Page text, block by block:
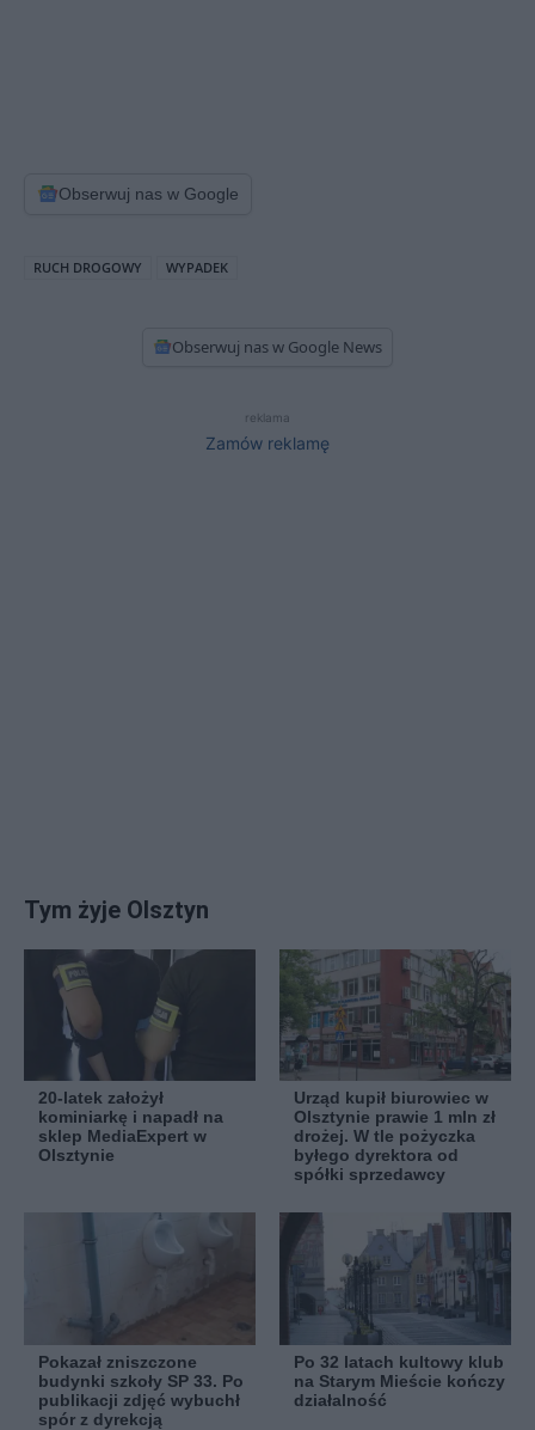
Obserwuj nas w Google
RUCH DROGOWY WYPADEK
Obserwuj nas w Google News
reklama
Zamów reklamę
Tym żyje Olsztyn
20-latek założył
kominiarkę i napadł na
sklep MediaExpert w
Olsztynie
Urząd kupił biurowiec w
Olsztynie prawie 1 mln zł
drożej. W tle pożyczka
byłego dyrektora od
spółki sprzedawcy
Pokazał zniszczone
budynki szkoły SP 33. Po
publikacji zdjęć wybuchł
spór z dyrekcją
Po 32 latach kultowy klub
na Starym Mieście kończy
działalność